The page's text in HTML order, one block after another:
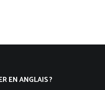
EN ANGLAIS ?